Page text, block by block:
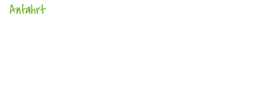
Anfahrt